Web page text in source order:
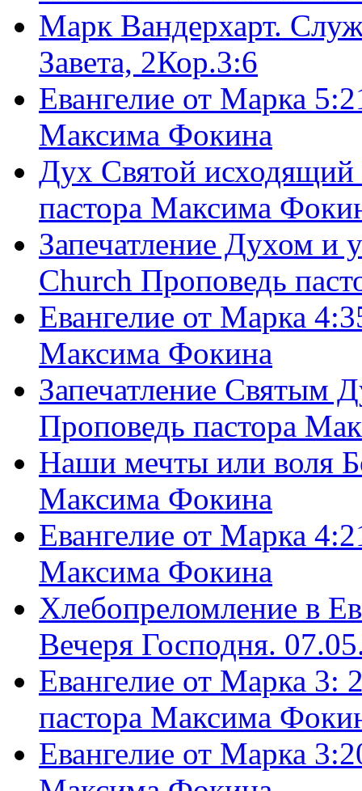
Марк Вандерхарт.
Завета, 2Кор.3:6
Евангелие от Марка
Максима Фокина
Дух Святой
пастора Максима
Запечатление Духом и
Church Проповедь
Евангелие от Марка
Максима Фокина
Запечатление Святым
Проповедь пастора
Наши мечты или воля
Максима Фокина
Евангелие от Марка
Максима Фокина
Хлебопреломление в
Вечеря Господня.
Евангелие от Марка 3:
пастора Максима
Евангелие от Марка